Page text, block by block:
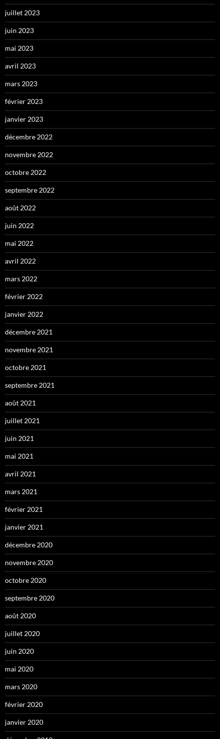
juillet 2023
juin 2023
mai 2023
avril 2023
mars 2023
février 2023
janvier 2023
décembre 2022
novembre 2022
octobre 2022
septembre 2022
août 2022
juin 2022
mai 2022
avril 2022
mars 2022
février 2022
janvier 2022
décembre 2021
novembre 2021
octobre 2021
septembre 2021
août 2021
juillet 2021
juin 2021
mai 2021
avril 2021
mars 2021
février 2021
janvier 2021
décembre 2020
novembre 2020
octobre 2020
septembre 2020
août 2020
juillet 2020
juin 2020
mai 2020
mars 2020
février 2020
janvier 2020